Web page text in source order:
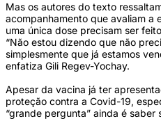
Mas os autores do texto
acompanhamento que avaliam a
uma única dose precisam ser
“Não estou dizendo que não
simplesmente que já estamos
enfatiza Gili Regev-Yochay.
Apesar da vacina já ter
proteção contra a Covid-19,
“grande pergunta” ainda é